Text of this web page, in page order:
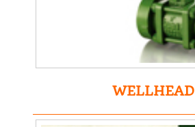
WELLHEAD